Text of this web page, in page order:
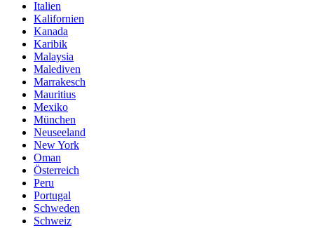
Italien
Kalifornien
Kanada
Karibik
Malaysia
Malediven
Marrakesch
Mauritius
Mexiko
München
Neuseeland
New York
Oman
Österreich
Peru
Portugal
Schweden
Schweiz